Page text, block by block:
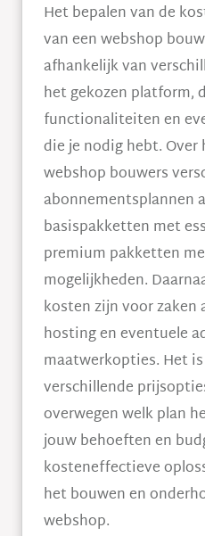
Het bepalen van de
van een webshop
afhankelijk van
het gekozen platform,
functionaliteiten en
die je nodig hebt.
webshop bouwers
abonnementsplannen
basispakketten met
premium pakketten
mogelijkheden.
kosten zijn voor
hosting en eventuele
maatwerkopties. Het
verschillende
overwegen welk plan
jouw behoeften en
kosteneffectieve
het bouwen en
webshop.